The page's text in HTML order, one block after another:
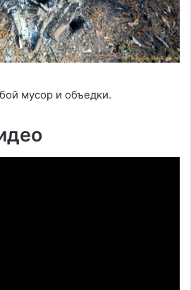
мусор и объедки.